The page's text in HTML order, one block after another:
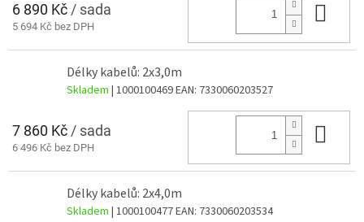
6 890 Kč/ sada
5 694 Kč bez DPH
Délky kabelů: 2x3,0m
Skladem | 1000100469EAN: 7330060203527
7 860 Kč / sada
6 496 Kč bez DPH
Délky kabelů: 2x4,0m
Skladem | 1000100477EAN: 7330060203534